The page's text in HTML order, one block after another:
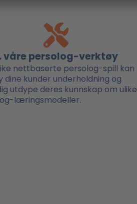
våre persolog-verktøy
nettbaserte persolog-spill kan
dine kunder underholdning og
utdype deres kunnskap om ulike
læringsmodeller.